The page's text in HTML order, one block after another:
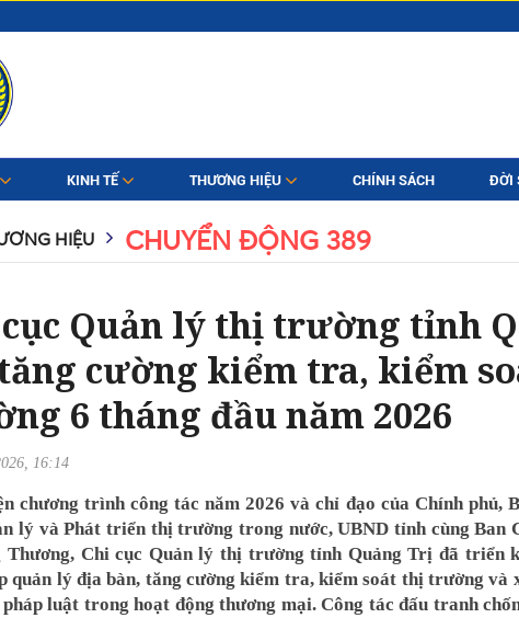
KINH TẾ THƯƠNG HIỆU CHÍNH SÁCH ĐỜI
HIỆU CHUYỂN ĐỘNG 389
Quản lý thị trường tỉnh
cường kiểm tra, kiểm
6 tháng đầu năm 2026
16:14
chương trình công tác năm 2026 và chỉ đạo của Chính phủ,
lý và Phát triển thị trường trong nước, UBND tỉnh cùng Ban
Thương, Chi cục Quản lý thị trường tỉnh Quảng Trị đã triển
quản lý địa bàn, tăng cường kiểm tra, kiểm soát thị trường và
luật trong hoạt động thương mại. Công tác đấu tranh